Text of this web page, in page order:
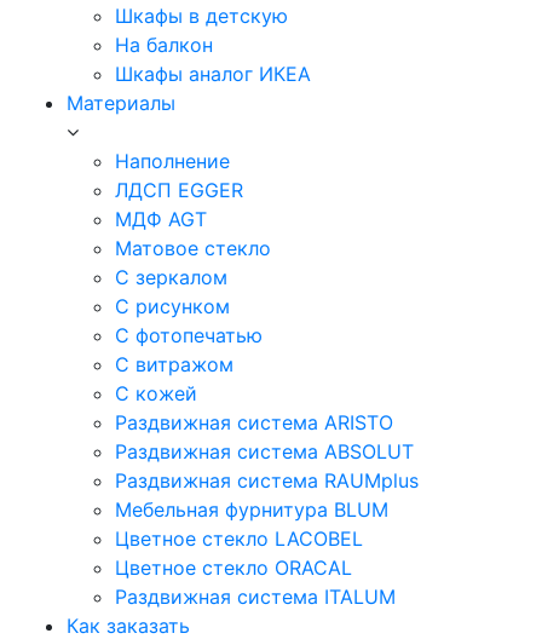
Шкафы в детскую
На балкон
Шкафы аналог ИКЕА
Материалы
Наполнение
ЛДСП EGGER
МДФ AGT
Матовое стекло
С зеркалом
С рисунком
С фотопечатью
С витражом
С кожей
Раздвижная система ARISTO
Раздвижная система ABSOLUT
Раздвижная система RAUMplus
Мебельная фурнитура BLUM
Цветное стекло LACOBEL
Цветное стекло ORACAL
Раздвижная система ITALUM
Как заказать